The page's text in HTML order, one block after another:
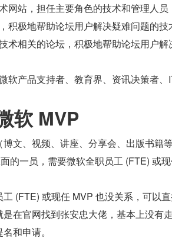
网站，担任主要角色的技术和管理人员
积极地帮助论坛用户解决疑难问题的技
术相关的论坛，积极地帮助论坛用户
软产品支持者、教育界、资讯决策者
软 MVP
文、视频、讲座、分享会、出版书籍
的一员，需要微软全职员工 (FTE) 或
(FTE) 或现任 MVP 也没关系，可以
在官网找到张安忠大佬，基本上没有
和申请。